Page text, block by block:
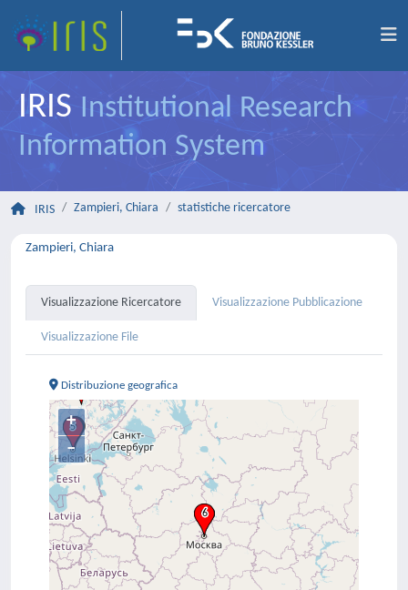
IRIS Institutional Research
Information System
IRIS Zampieri, Chiara statistiche ricercatore
Zampieri, Chiara
Visualizzazione Ricercatore Visualizzazione Pubblicazione
Visualizzazione File
Distribuzione geografica
+
–